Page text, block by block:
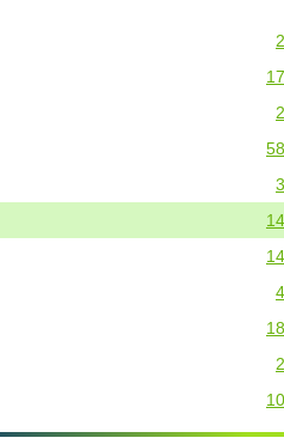
2
17
2
58
3
14
14
4
18
2
10